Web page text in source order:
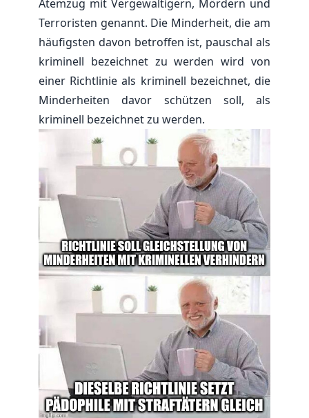
Atemzug mit Vergewaltigern, Mördern und
Terroristen genannt. Die Minderheit, die am
häufigsten davon betroffen ist, pauschal als
kriminell bezeichnet zu werden wird von
einer Richtlinie als kriminell bezeichnet, die
Minderheiten davor schützen soll, als
kriminell bezeichnet zu werden.